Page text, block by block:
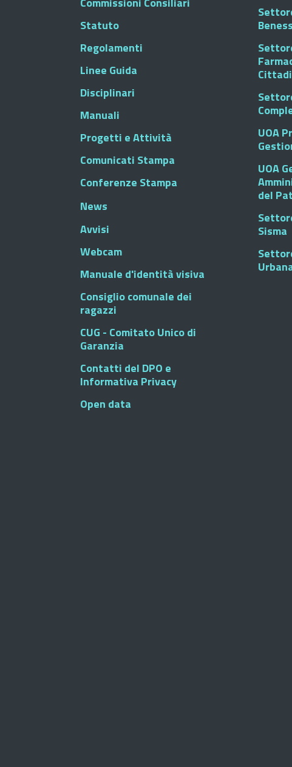
Statuto
Regolamenti
Linee Guida
Disciplinari
Manuali
Progetti e Attività
Comunicati Stampa
Conferenze Stampa
News
Avvisi
Webcam
Manuale d'identità visiva
Consiglio comunale dei
ragazzi
CUG - Comitato Unico di
Garanzia
Contatti del DPO e
Informativa Privacy
Open data
UOA
UOA
del
Sisma